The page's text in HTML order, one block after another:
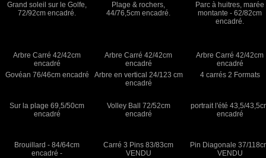
Grand soleil sur le Golfe,
72/92cm encadré.
Plage & rochers,
44/76,5cm encadré.
Parc à huitres, marée
montante - 62/82cm
encadré.
Arbre Carré 42/42cm
encadré
Arbre Carré 42/42cm
encadré
Arbre Carré 42/42cm
encadré
Govéan 76/46cm encadré
Arbre en vertical 24/123 cm
encadré
4 carrés 2 Formats
Sur la plage 69,5/50cm
encadré
Volley Ball 72/52cm
encadré
portrait l'été 43,5/
encadré
Brouillard - 84/64cm
encadré -
Carré 3 Pins 83/83cm
VENDU
Pin Diagonale 37/
VENDU